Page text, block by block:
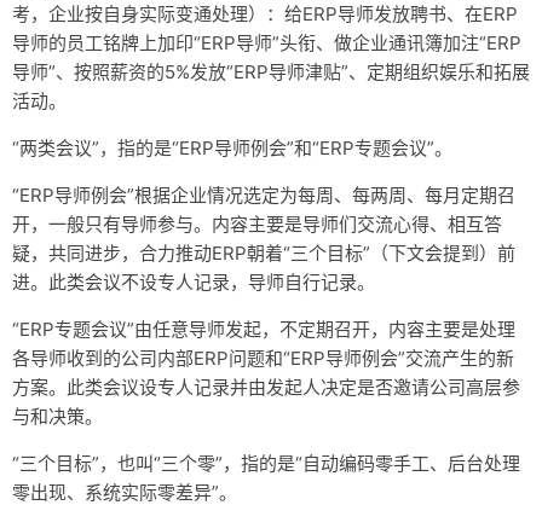
考，企业按自身实际变通处理）：给ERP导师发放聘书、在ERP
导师的员工铭牌上加印“ERP导师”头衔、做企业通讯簿加注“ERP
导师”、按照薪资的5%发放“ERP导师津贴”、定期组织娱乐和拓展
活动。
“两类会议”，指的是“ERP导师例会”和“ERP专题会议”。
“ERP导师例会”根据企业情况选定为每周、每两周、每月定期召
开，一般只有导师参与。内容主要是导师们交流心得、相互答
疑，共同进步，合力推动ERP朝着“三个目标”（下文会提到）前
进。此类会议不设专人记录，导师自行记录。
“ERP专题会议”由任意导师发起，不定期召开，内容主要是处理
各导师收到的公司内部ERP问题和“ERP导师例会”交流产生的新
方案。此类会议设专人记录并由发起人决定是否邀请公司高层参
与和决策。
“三个目标”，也叫“三个零”，指的是“自动编码零手工、后台处理
零出现、系统实际零差异”。